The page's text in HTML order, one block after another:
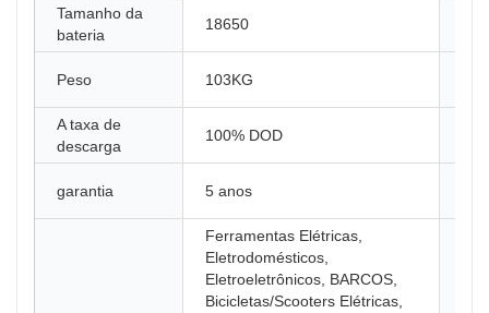
Tamanho da
bateria
18650
Peso 103KG
A taxa de
descarga
100% DOD
garantia 5 anos
Ferramentas Elétricas,
Eletrodomésticos,
Eletroeletrônicos, BARCOS,
Bicicletas/Scooters Elétricas,